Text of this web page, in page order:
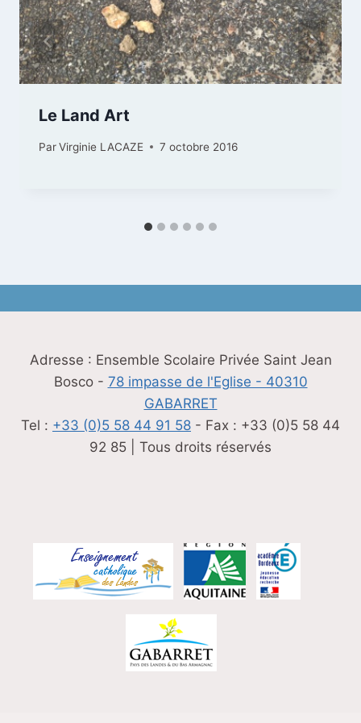
Le Land Art
ParVirginie LACAZE 7 octobre 2016
Adresse : Ensemble Scolaire Privée Saint Jean
Bosco - 78 impasse de l'Eglise - 40310
GABARRET
Tel : +33 (0)5 58 44 91 58 - Fax : +33 (0)5 58 44
92 85 | Tous droits réservés